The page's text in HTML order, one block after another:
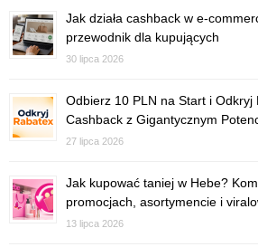
Jak działa cashback w e-
przewodnik dla kupujących
30 lipca 2026
Odbierz 10 PLN na Start i Odkryj
Cashback z Gigantycznym
27 lipca 2026
Jak kupować taniej w Hebe?
promocjach, asortymencie i
13 lipca 2026